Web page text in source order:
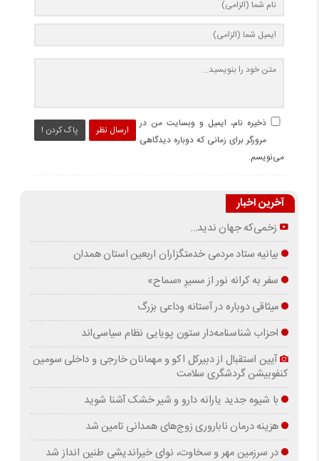
ارسال نظر پاک کردن !
ذخیره نام، ایمیل و وبسایت من در
مرورگر برای زمانی که دوباره دیدگاهی
می‌نویسم.
آخرین اخبار
زخمی‌که جهان ندید…
بیانیه ستاد مردمی خدمتگزاران اربعین استان همدان
سفر به کرانه‌ نور از مسیرِ «سماح»
میثاقی دوباره در آستانه‌ وداعی بزرگ
احزاب شناسنامه‌دار ستون پویایی نظام سیاسی‌اند
آیین استقبال از دبیرکل اکو و مهمانان خارجی و داخلی سومین
کنفوبیشن گردشگری سلامت
با شیوه جدید یارانه دارو و شیر خشک آشنا شوید
هزینه درمان ناباروری زوج‌های همدانی تامین شد
در سرزمین مهر و سخاوت، نوای خیراندیشی طنین انداز شد